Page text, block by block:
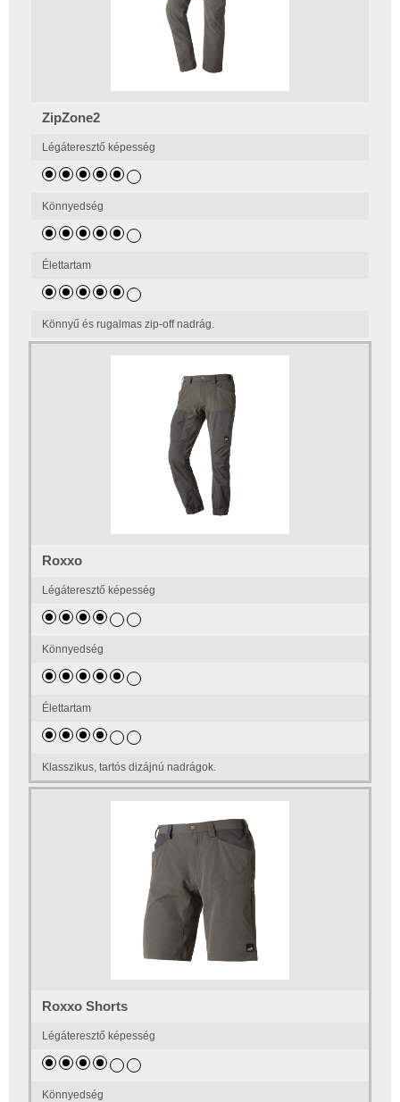
ZipZone2
Légáteresztő képesség
Könnyedség
Élettartam
Könnyű és rugalmas zip-off nadrág.
Roxxo
Légáteresztő képesség
Könnyedség
Élettartam
Klasszikus, tartós dizájnú nadrágok.
Roxxo Shorts
Légáteresztő képesség
Könnyedség